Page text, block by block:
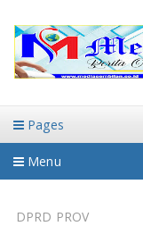
Pages
Menu
DPRD PROV